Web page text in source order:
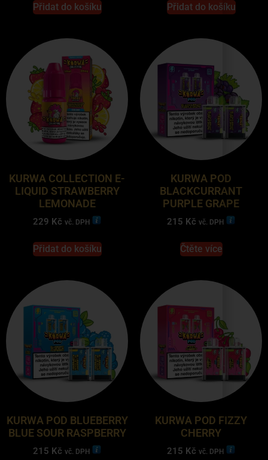
Přidat do košíku Přidat do košíku
KURWA COLLECTION E-
LIQUID STRAWBERRY
LEMONADE
229 Kč vč. DPH
Přidat do košíku
KURWA POD
BLACKCURRANT
PURPLE GRAPE
215 Kč vč. DPH
Čtěte více
KURWA POD BLUEBERRY
BLUE SOUR RASPBERRY
215 Kč vč. DPH
KURWA POD FIZZY
CHERRY
215 Kč vč. DPH